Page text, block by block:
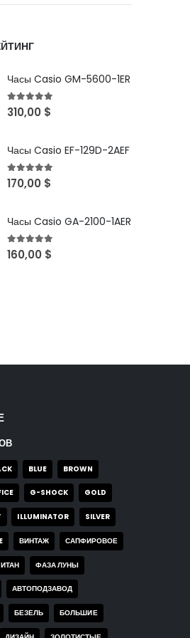
Часы Casio GM-5600-1ER
5out of 5
310,00 $
Часы Casio EF-129D-2AEF
5out of 5
170,00 $
Часы Casio GA-2100-1AER
5out of 5
160,00 $
BLUE BROWN
G-SHOCK GOLD
ILLUMINATOR SILVER
ВИНТАЖ САПФИРОВОЕ
ФАЗА ЛУНЫ
АВТОПОДЗАВОД
БЕЗЕЛЬ БОЛЬШИЕ